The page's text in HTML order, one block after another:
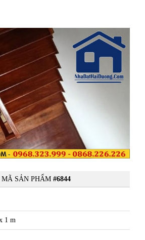
bán nhà 4 tầng mặt phố
Khánh - Khu Đông Nam
Hải Tân - TP Hải
MÃ SẢN PHẨM #6844
1 m